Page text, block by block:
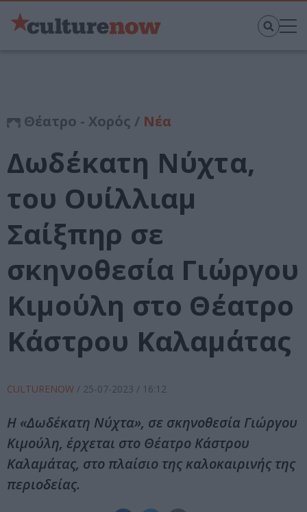
Θέατρο - Χορός / Νέα
Δωδέκατη Νύχτα,
του Ουίλλιαμ
Σαίξπηρ σε
σκηνοθεσία Γιώργου
Κιμούλη στο Θέατρο
Κάστρου Καλαμάτας
CULTURENOW / 25-07-2023 / 16:12
Η «Δωδέκατη Νύχτα», σε σκηνοθεσία Γιώργου
Κιμούλη, έρχεται στο Θέατρο Κάστρου
Καλαμάτας, στο πλαίσιο της καλοκαιρινής της
περιοδείας.